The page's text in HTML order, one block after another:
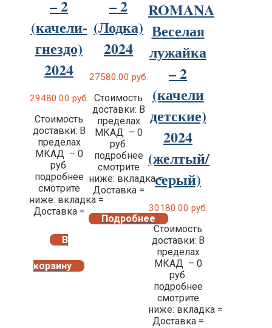
– 2
(качели-
гнездо)
2024
29480.00 руб.
Стоимость
доставки: В
пределах
МКАД – 0
руб.
подробнее
смотрите
ниже: вкладка =
Доставка =
В
корзину
– 2
(Лодка)
2024
27580.00 руб.
Стоимость
доставки: В
пределах
МКАД – 0
руб.
подробнее
смотрите
ниже: вкладка =
Доставка =
Подробнее
ROMANA
Веселая
лужайка
– 2
(качели
детские)
2024
(желтый/
серый)
30180.00 руб.
Стоимость
доставки: В
пределах
МКАД – 0
руб.
подробнее
смотрите
ниже: вкладка =
Доставка =